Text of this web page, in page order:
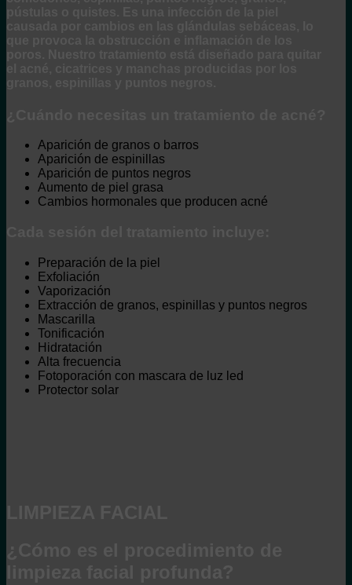
Aparición de granos o barros
Aparición de espinillas
Aparición de puntos negros
Aumento de piel grasa
Cambios hormonales que producen acné
Preparación de la piel
Exfoliación
Vaporización
Extracción de granos, espinillas y puntos negros
Mascarilla
Tonificación
Hidratación
Alta frecuencia
Fotoporación con mascara de luz led
Protector solar